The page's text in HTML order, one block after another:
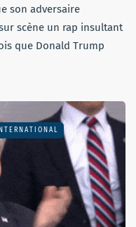
son adversaire
scène un rap insultant
que Donald Trump
INTERNATIONAL